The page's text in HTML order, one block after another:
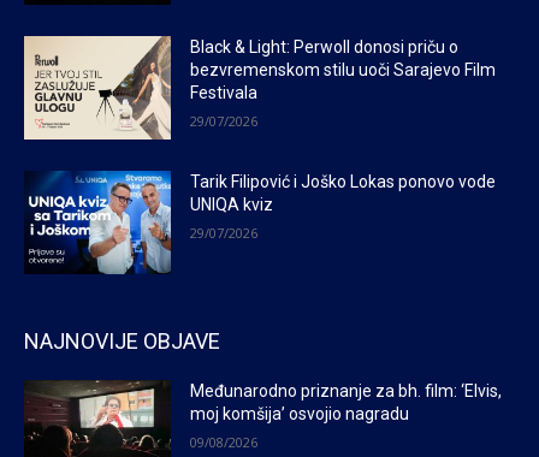
Black & Light: Perwoll donosi priču o
bezvremenskom stilu uoči Sarajevo Film
Festivala
29/07/2026
Tarik Filipović i Joško Lokas ponovo vode
UNIQA kviz
29/07/2026
NAJNOVIJE OBJAVE
Međunarodno priznanje za bh. film: ‘Elvis,
moj komšija’ osvojio nagradu
09/08/2026